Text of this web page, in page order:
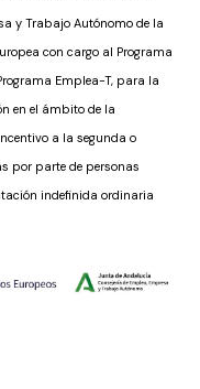
y Trabajo Autónomo de la
con cargo al Programa
Emplea-T, para la
en el ámbito de la
a la segunda o
por parte de personas
indefinida ordinaria